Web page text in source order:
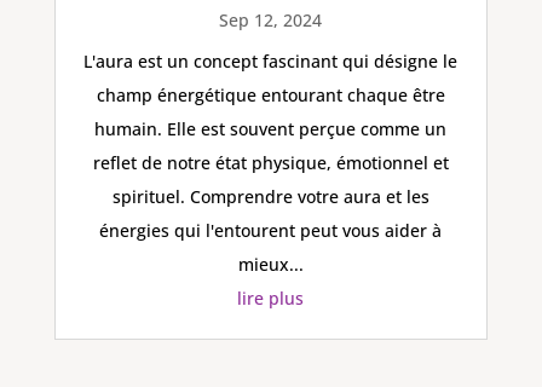
Sep 12, 2024
L'aura est un concept fascinant qui désigne le
champ énergétique entourant chaque être
humain. Elle est souvent perçue comme un
reflet de notre état physique, émotionnel et
spirituel. Comprendre votre aura et les
énergies qui l'entourent peut vous aider à
mieux...
lire plus